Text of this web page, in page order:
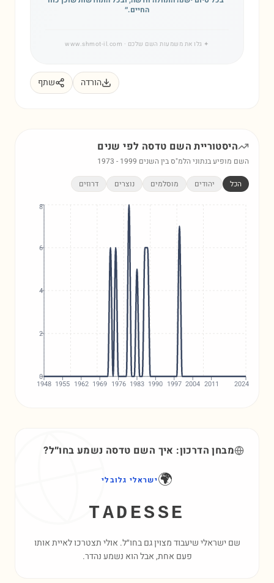
החיים.״
✦ גלו את משמעות השם שלכם · www.shmot-il.com
הורדה שתף
היסטוריית השם טדסה לפי שנים
השם מופיע בנתוני הלמ"ס בין השנים 1973 - 1999
הכל יהודים מוסלמים נוצרים דרוזים
1948 1955 1962 1969 1976 1983 1990 1997 2004 2011 2024
0
2
4
6
8
מבחן הדרכון: איך השם טדסה נשמע בחו״ל?
🌍ישראלי גלובלי
TADESSE
שם ישראלי שיעבוד מצוין גם בחו״ל. אולי תצטרכו לאיית אותו
פעם אחת, אבל הוא נשמע נהדר.